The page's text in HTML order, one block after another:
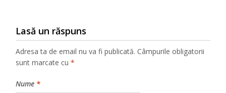
Lasă un răspuns
Adresa ta de email nu va fi publicată. Câmpurile obligatorii
sunt marcate cu*
Nume *